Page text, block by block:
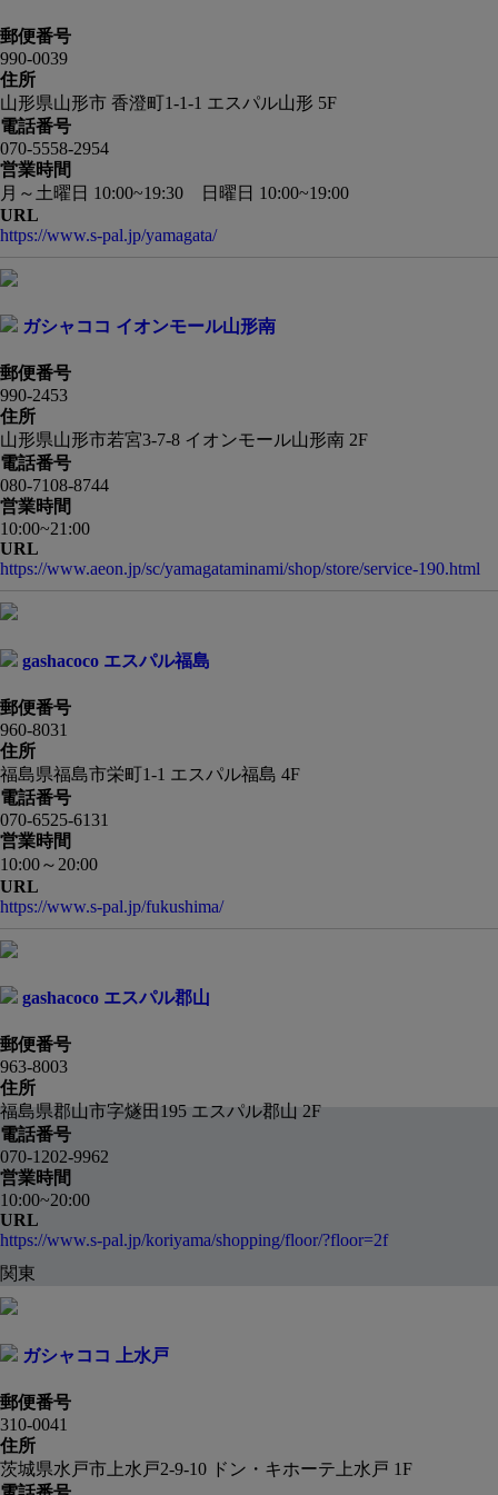
郵便番号
990-0039
住所
山形県山形市 香澄町1-1-1 エスパル山形 5F
電話番号
070-5558-2954
営業時間
月～土曜日 10:00~19:30 日曜日 10:00~19:00
URL
https://www.s-pal.jp/yamagata/
ガシャココ イオンモール山形南
郵便番号
990-2453
住所
山形県山形市若宮3-7-8 イオンモール山形南 2F
電話番号
080-7108-8744
営業時間
10:00~21:00
URL
https://www.aeon.jp/sc/yamagataminami/shop/store/service-190.html
gashacoco エスパル福島
郵便番号
960-8031
住所
福島県福島市栄町1-1 エスパル福島 4F
電話番号
070-6525-6131
営業時間
10:00～20:00
URL
https://www.s-pal.jp/fukushima/
gashacoco エスパル郡山
郵便番号
963-8003
住所
福島県郡山市字燧田195 エスパル郡山 2F
電話番号
070-1202-9962
営業時間
10:00~20:00
URL
https://www.s-pal.jp/koriyama/shopping/floor/?floor=2f
関東
ガシャココ 上水戸
郵便番号
310-0041
住所
茨城県水戸市上水戸2-9-10 ドン・キホーテ上水戸 1F